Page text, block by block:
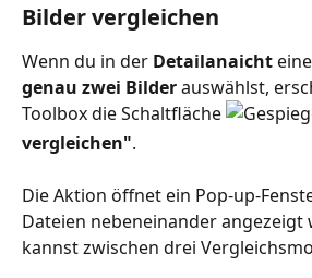
Bilder vergleichen
Wenn du in der Detailanaicht
genau zwei Bilder auswählst,
Toolbox die Schaltfläche
vergleichen".
Die Aktion öffnet ein Pop-up-
Dateien nebeneinander angezeigt
kannst zwischen drei